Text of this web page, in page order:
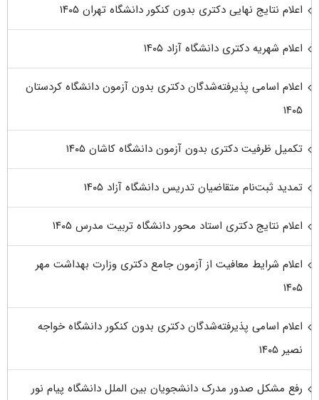
اعلام نتایج نهایی دکتری بدون کنکور دانشگاه تهران ۱۴۰۵
اعلام شهریه دکتری دانشگاه آزاد ۱۴۰۵
اعلام اسامی پذیرفته‌شدگان دکتری بدون آزمون دانشگاه کردستان
۱۴۰۵
تکمیل ظرفیت دکتری بدون آزمون دانشگاه کاشان ۱۴۰۵
تمدید ثبت‌نام متقاضیان تدریس دانشگاه آزاد ۱۴۰۵
اعلام نتایج دکتری استاد محور دانشگاه تربیت مدرس ۱۴۰۵
اعلام شرایط معافیت از آزمون جامع دکتری وزارت بهداشت مهر
۱۴۰۵
اعلام اسامی پذیرفته‌شدگان دکتری بدون کنکور دانشگاه خواجه
نصیر ۱۴۰۵
رفع مشکل صدور مدرک دانشجویان بین الملل دانشگاه پیام نور